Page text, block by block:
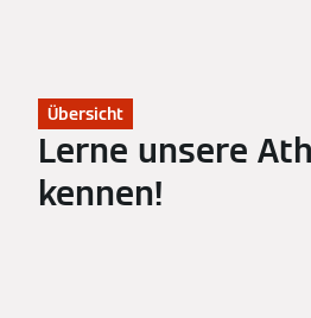
Übersicht
Lerne unsere
kennen!